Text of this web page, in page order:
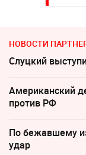
НОВОСТИ
Слуцкий
Американский
против РФ
По бежавшему
удар